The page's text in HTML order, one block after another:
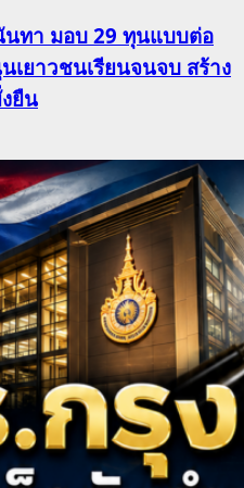
ทา มอบ 29 ทุนแบบต่อ
เยาวชนเรียนจนจบ สร้าง
ยืน